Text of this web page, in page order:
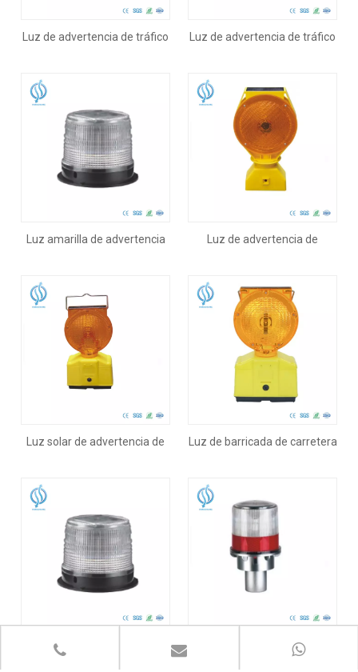
Luz de advertencia de tráfico
Luz de advertencia de tráfico
Luz amarilla de advertencia
Luz de advertencia de
Luz solar de advertencia de
Luz de barricada de carretera
Luz de advertencia de baliza
Luz de advertencia de